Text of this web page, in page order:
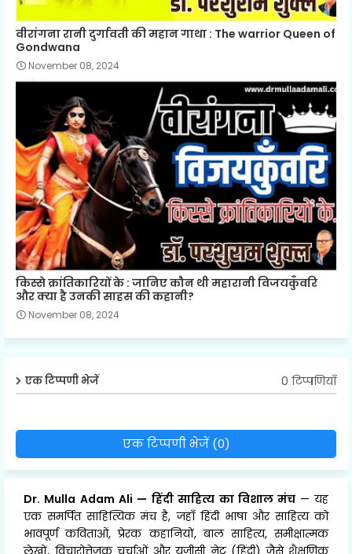
वीरांगना रानी दुर्गावती की महान गाथा : The warrior Queen of
Gondwana
November 08, 2024
किस्से क्रांतिकारियों के : जानिए कौन थी महारानी विजयकुँवरि
और क्या है उनकी साहस की कहानी?
November 08, 2024
एक टिप्पणी भेजें 0 टिप्पणियाँ
एक टिप्पणी भेजें (0)
Dr. Mulla Adam Ali — हिंदी साहित्य का विशाल मंच — यह
एक समर्पित साहित्यिक मंच है, जहाँ हिंदी भाषा और साहित्य को
भावपूर्ण कविताओं, प्रेरक कहानियों, बाल साहित्य, समीक्षात्मक